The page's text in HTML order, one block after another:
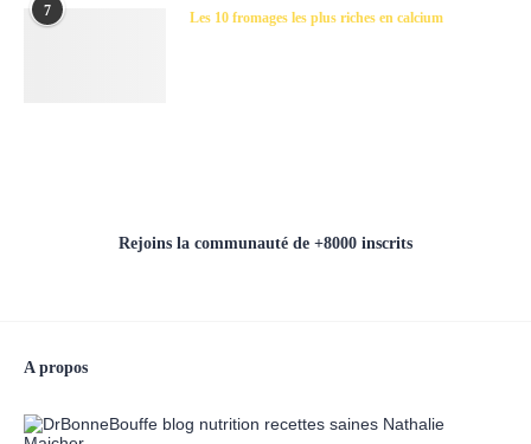
7 Les 10 fromages les plus riches en calcium
Rejoins la communauté de +8000 inscrits
A propos